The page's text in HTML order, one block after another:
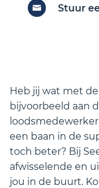
Stuur
Heb jij wat met
bijvoorbeeld aan
een baan in de
toch beter? Bij
afwisselende en
jou in de buurt.